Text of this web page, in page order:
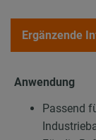
Ergänzende
Anwendung
Passend